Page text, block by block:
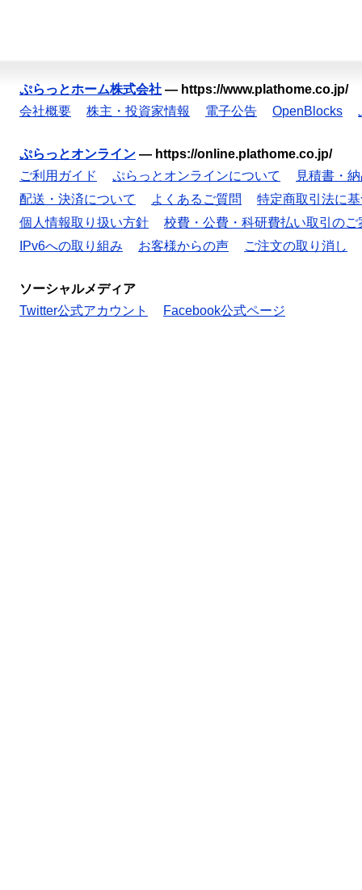
ぷらっとホーム株式会社 — https://www.plathome.co.jp/
会社概要
株主・投資家情報 電子公告 OpenBlocks
ぷらっとオンライン — https://online.plathome.co.jp/
ご利用ガイド
ぷらっとオンラインについて
見積書・
配送・決済について
よくあるご質問
特定商取引法に
個人情報取り扱い方針
校費・公費・科研費払い取引のご
IPv6への取り組み
お客様からの声 ご注文の取り消し
ソーシャルメディア
Twitter公式アカウント
Facebook公式ページ